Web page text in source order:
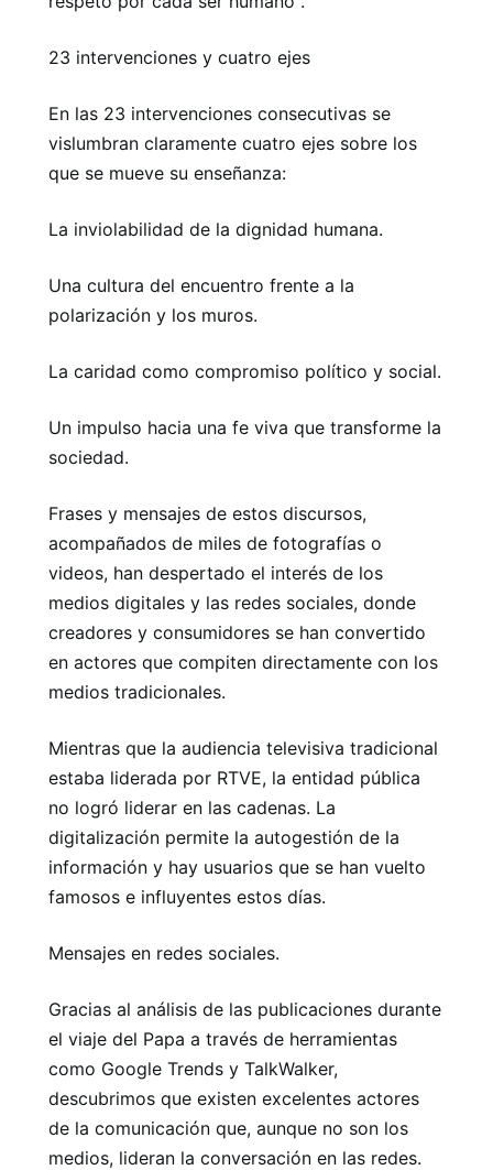
23 intervenciones y cuatro ejes
En las 23 intervenciones consecutivas se
vislumbran claramente cuatro ejes sobre los
que se mueve su enseñanza:
La inviolabilidad de la dignidad humana.
Una cultura del encuentro frente a la
polarización y los muros.
La caridad como compromiso político y social.
Un impulso hacia una fe viva que transforme la
sociedad.
Frases y mensajes de estos discursos,
acompañados de miles de fotografías o
videos, han despertado el interés de los
medios digitales y las redes sociales, donde
creadores y consumidores se han convertido
en actores que compiten directamente con los
medios tradicionales.
Mientras que la audiencia televisiva tradicional
estaba liderada por RTVE, la entidad pública
no logró liderar en las cadenas. La
digitalización permite la autogestión de la
información y hay usuarios que se han vuelto
famosos e influyentes estos días.
Mensajes en redes sociales.
Gracias al análisis de las publicaciones durante
el viaje del Papa a través de herramientas
como Google Trends y TalkWalker,
descubrimos que existen excelentes actores
de la comunicación que, aunque no son los
medios, lideran la conversación en las redes.